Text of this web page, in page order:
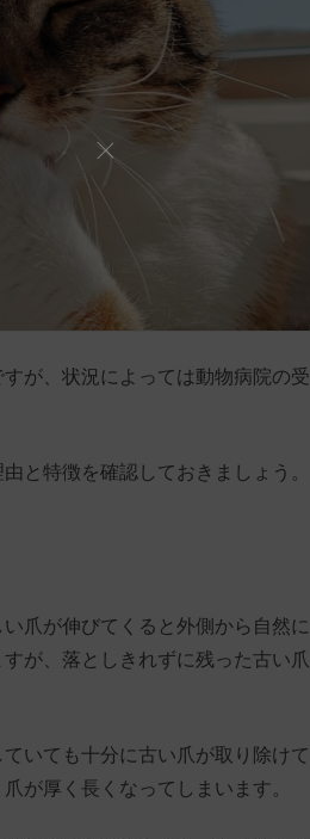
が、状況によっては動物病院の受
と特徴を確認しておきましょう。
爪が伸びてくると外側から自然に
が、落としきれずに残った古い爪
いても十分に古い爪が取り除けて
が厚く長くなってしまいます。